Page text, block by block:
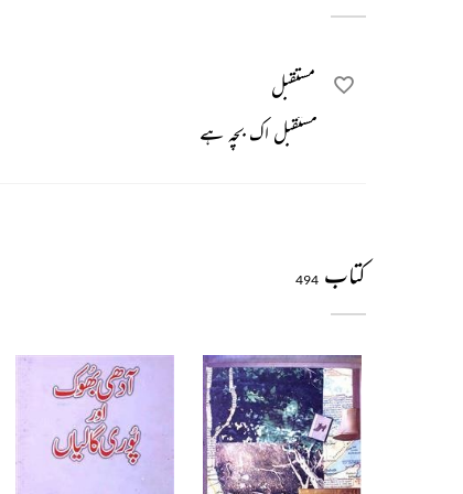
مستقبل
مستقبل اک بچہ ہے
کتاب 494